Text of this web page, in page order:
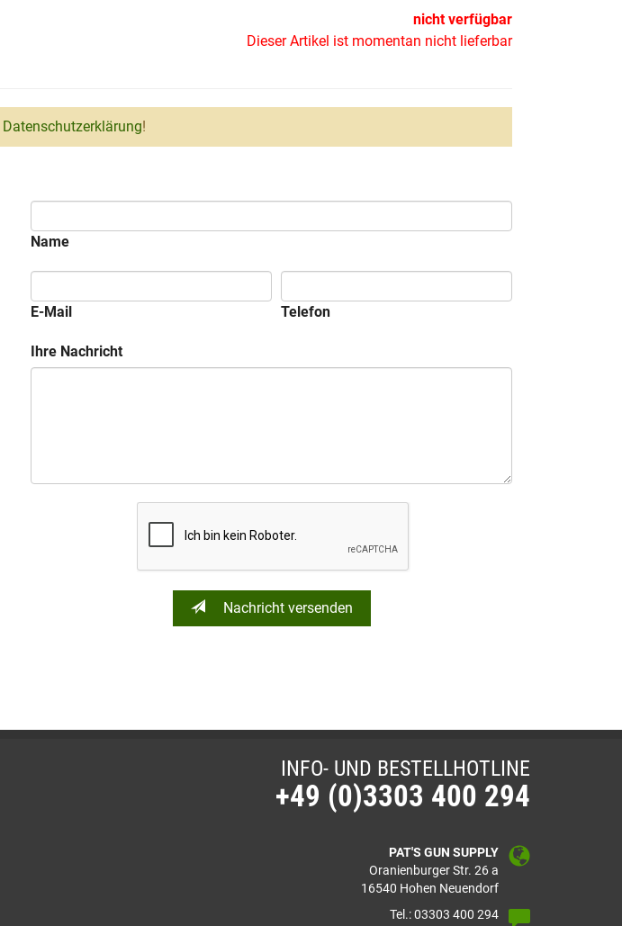
nicht verfügbar
Dieser Artikel ist momentan nicht lieferbar
Datenschutzerklärung!
Name
E-Mail Telefon
Ihre Nachricht
Nachricht versenden
INFO- UND BESTELLHOTLINE
+49 (0)3303 400 294
PAT'S GUN SUPPLY
Oranienburger Str. 26 a
16540 Hohen Neuendorf
Tel.: 03303 400 294